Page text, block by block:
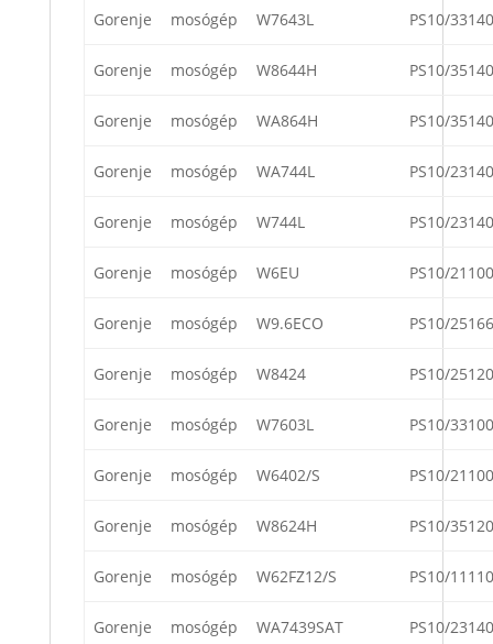
Gorenje mosógép W7643L PS10/33140
Gorenje mosógép W8644H PS10/35140
Gorenje mosógép WA864H PS10/35140
Gorenje mosógép WA744L PS10/23140
Gorenje mosógép W744L PS10/23140
Gorenje mosógép W6EU PS10/21100
Gorenje mosógép W9.6ECO PS10/25166
Gorenje mosógép W8424 PS10/25120
Gorenje mosógép W7603L PS10/33100
Gorenje mosógép W6402/S PS10/21100
Gorenje mosógép W8624H PS10/35120
Gorenje mosógép W62FZ12/S PS10/11110
Gorenje mosógép WA7439SAT PS10/23140